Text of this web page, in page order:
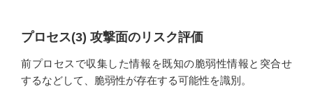
プロセス(3) 攻撃面のリスク評価
前プロセスで収集した情報を既知の脆弱性情報と突合せ
するなどして、脆弱性が存在する可能性を識別。